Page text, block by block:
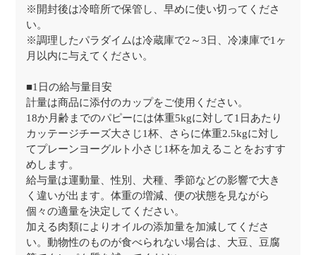
※開封後は冷暗所で保管し、早めに使い切ってくださ
い。
※調理したパラダイムは冷蔵庫で2～3日、冷凍庫で1ヶ
月以内に与えてください。
■1日の給与量目安
計量は商品に添付のカップをご使用ください。
18か月齢までのパピーには体重5kgに対して1日あたり
カッテージチーズ大さじ1杯、さらに体重2.5kgに対し
てプレーンヨーグルト小さじ1杯を加えることをおすす
めします。
給与量は運動量、性別、犬種、季節などの影響で大き
く違いが出ます。体重の増減、便の状態を見ながら
個々の適量を決定してください。
加える肉類によりオイルの添加量を加減してくださ
い。動物性のものが食べられない場合は、大豆、豆腐